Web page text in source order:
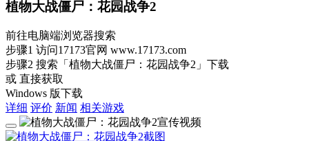
植物大战僵尸：花园战争2
前往电脑端浏览器搜索
步骤1 访问17173官网 www.17173.com
步骤2 搜索 「植物大战僵尸：花园战争2」 下载
或 直接获取
Windows 版下载
详细 评价 新闻 相关游戏